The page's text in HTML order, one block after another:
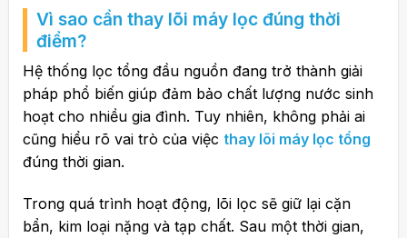
Vì sao cần thay lõi máy lọc đúng thời
điểm?
Hệ thống lọc tổng đầu nguồn đang trở thành giải
pháp phổ biến giúp đảm bảo chất lượng nước sinh
hoạt cho nhiều gia đình. Tuy nhiên, không phải ai
cũng hiểu rõ vai trò của việc thay lõi máy lọc tổng
đúng thời gian.
Trong quá trình hoạt động, lõi lọc sẽ giữ lại cặn
bẩn, kim loại nặng và tạp chất. Sau một thời gian,